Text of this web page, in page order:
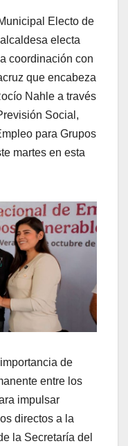
Electo de
electa
coordinación con
que encabeza
Nahle a través
Social,
para Grupos
martes en esta
de
entre los
impulsar
directos a la
la Secretaría del